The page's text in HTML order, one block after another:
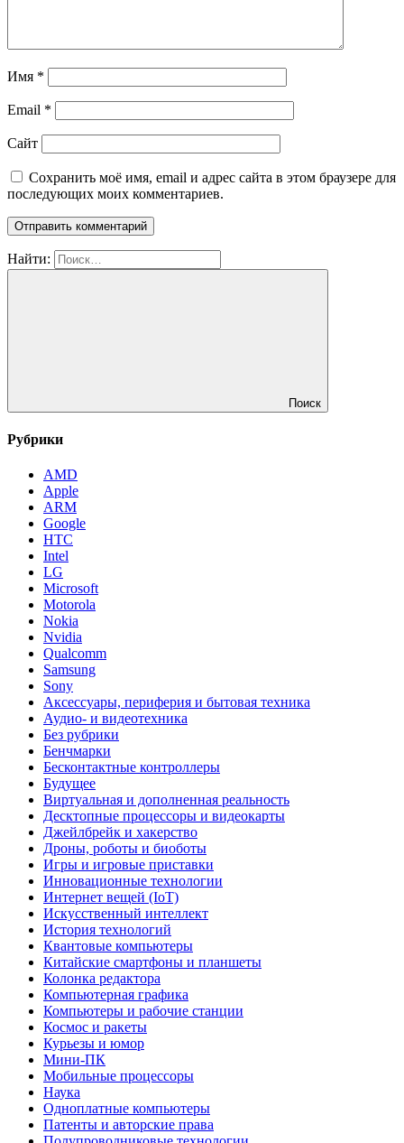
Имя *
Email *
Сайт
Сохранить моё имя, email и адрес сайта в этом браузере для
последующих моих комментариев.
Найти:
Поиск
Рубрики
AMD
Apple
ARM
Google
HTC
Intel
LG
Microsoft
Motorola
Nokia
Nvidia
Qualcomm
Samsung
Sony
Аксессуары, периферия и бытовая техника
Аудио- и видеотехника
Без рубрики
Бенчмарки
Бесконтактные контроллеры
Будущее
Виртуальная и дополненная реальность
Десктопные процессоры и видеокарты
Джейлбрейк и хакерство
Дроны, роботы и биоботы
Игры и игровые приставки
Инновационные технологии
Интернет вещей (IoT)
Искусственный интеллект
История технологий
Квантовые компьютеры
Китайские смартфоны и планшеты
Колонка редактора
Компьютерная графика
Компьютеры и рабочие станции
Космос и ракеты
Курьезы и юмор
Мини-ПК
Мобильные процессоры
Наука
Одноплатные компьютеры
Патенты и авторские права